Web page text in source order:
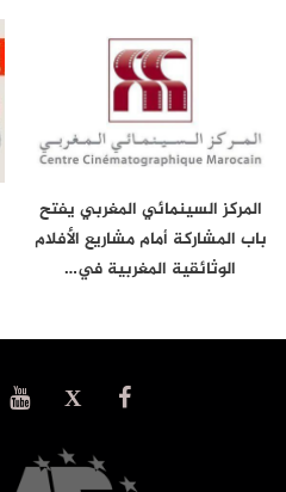
المركز السينمائي المغربي يفتح
باب المشاركة أمام مشاريع الأفلام
الوثائقية المغربية في…